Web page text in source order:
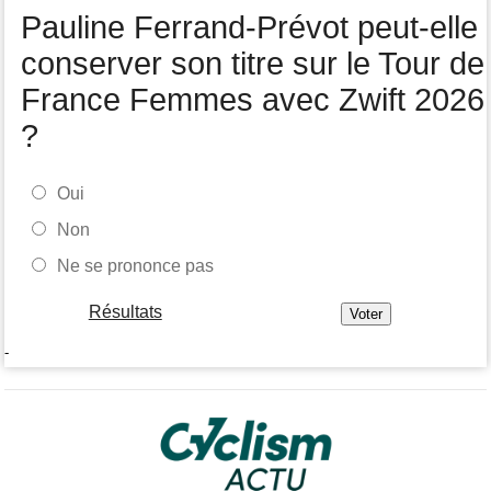
Joao Almeida a abandonné après une nouvelle chute
Pauline Ferrand-Prévot peut-elle
conserver son titre sur le Tour de
France Femmes avec Zwift 2026
?
Oui
Non
Ne se prononce pas
Résultats
-